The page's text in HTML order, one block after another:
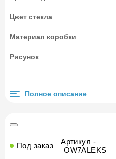
Цвет стекла
Материал коробки
Рисунок
Полное описание
Под заказ
Артикул -
OW7ALEKS